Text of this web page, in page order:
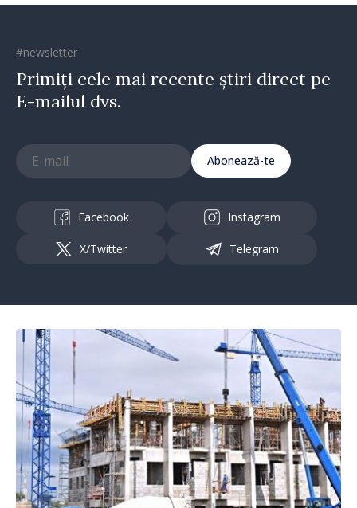
#newsletter
Primiți cele mai recente știri direct pe
E-mailul dvs.
Abonează-te
Facebook Instagram
X/Twitter Telegram